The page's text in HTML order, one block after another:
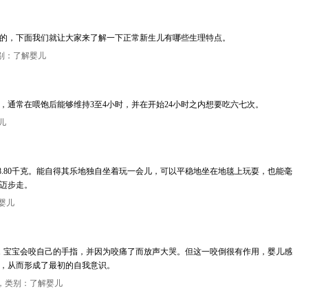
下面我们就让大家来了解一下正常新生儿有哪些生理特点。
：了解婴儿
常在喂饱后能够维持3至4小时，并在开始24小时之内想要吃六七次。
千克。能自得其乐地独自坐着玩一会儿，可以平稳地坐在地毯上玩耍，也能毫
步走。
儿
宝会咬自己的手指，并因为咬痛了而放声大哭。但这一咬倒很有作用，婴儿感
从而形成了最初的自我意识。
，类别：了解婴儿